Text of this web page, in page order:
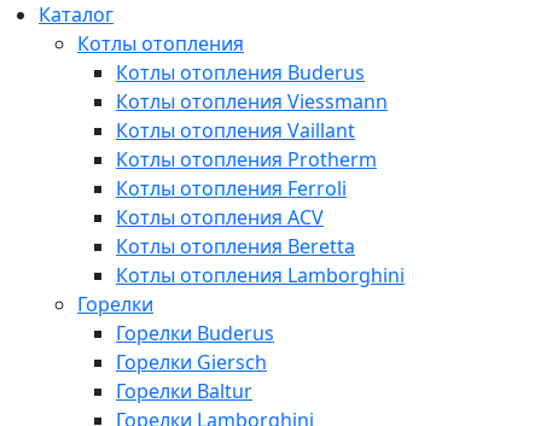
Каталог
Котлы отопления
Котлы отопления Buderus
Котлы отопления Viessmann
Котлы отопления Vaillant
Котлы отопления Protherm
Котлы отопления Ferroli
Котлы отопления ACV
Котлы отопления Beretta
Котлы отопления Lamborghini
Горелки
Горелки Buderus
Горелки Giersch
Горелки Baltur
Горелки Lamborghini